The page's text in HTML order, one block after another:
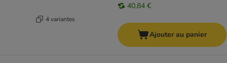
4 variantes
40,84 €
Ajouter au panier